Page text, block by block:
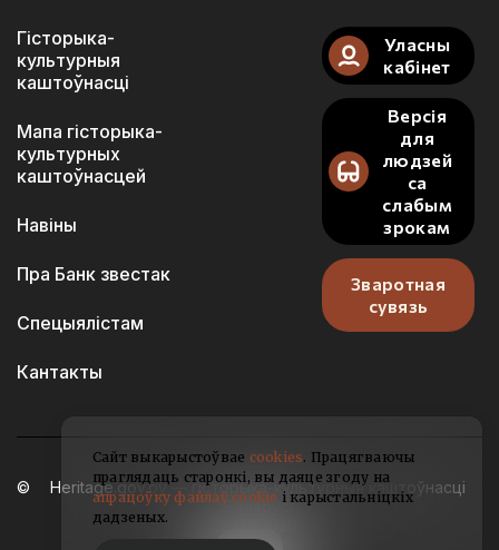
Гісторыка-
культурныя
каштоўнасці
Мапа гісторыка-
культурных
каштоўнасцей
Навіны
Пра Банк звестак
Спецыялістам
Кантакты
Уласны
кабінет
Версія
для
людзей
са
слабым
зрокам
Зваротная
сувязь
Heritage.gov.by — гісторыка-культурныя каштоўнасці
Беларусі
Сайт выкарыстоўвае cookies. Працягваючы
праглядаць старонкі, вы даяце згоду на
апрацоўку файлаў cookie і карыстальніцкіх
дадзеных.